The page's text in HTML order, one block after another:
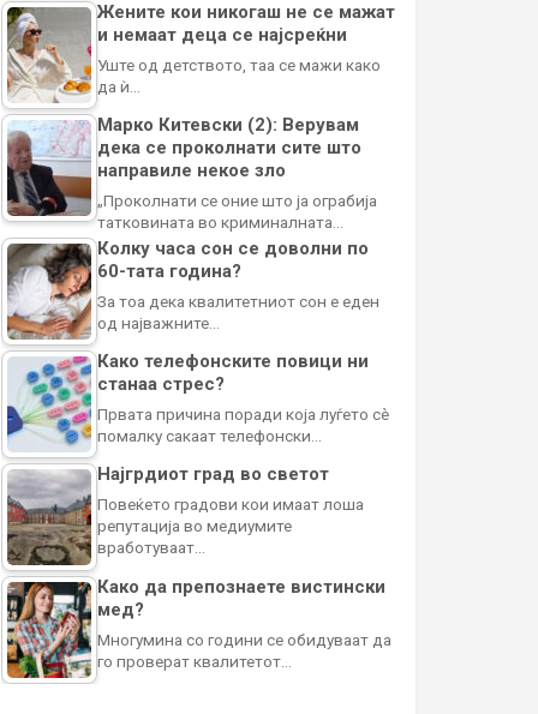
Жените кои никогаш не се мажат
и немаат деца се најсреќни
Уште од детството, таа се мажи како
да ѝ…
Марко Китевски (2): Верувам
дека се проколнати сите што
направиле некое зло
„Проколнати се оние што ја ограбија
татковината во криминалната…
Колку часа сон се доволни по
60-тата година?
За тоа дека квалитетниот сон е еден
од најважните…
Како телефонските повици ни
станаа стрес?
Првата причина поради која луѓето сè
помалку сакаат телефонски…
Најгрдиот град во светот
Повеќето градови кои имаат лоша
репутација во медиумите
вработуваат…
Како да препознаете вистински
мед?
Многумина со години се обидуваат да
го проверат квалитетот…